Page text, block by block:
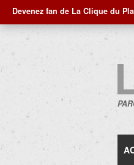
Devenez fan de La Clique du